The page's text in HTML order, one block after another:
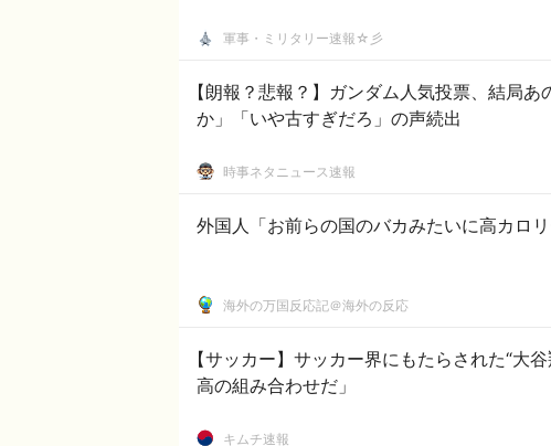
軍事・ミリタリー速報☆彡
【朗報？悲報？】ガンダム人気投票、結局
か」「いや古すぎだろ」の声続出
時事ネタニュース速報
外国人「お前らの国のバカみたいに高カロリ
海外の万国反応記＠海外の反応
【サッカー】サッカー界にもたらされた“大
高の組み合わせだ」
キムチ速報